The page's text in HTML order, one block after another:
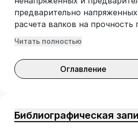
предварительно
расчета валков на
прочность. Для студентов
курсовом и дипломном
Читать полностью
Оглавление
Библиографическая